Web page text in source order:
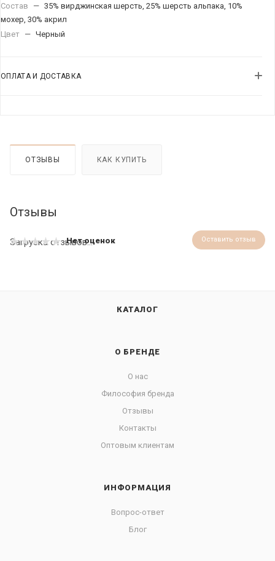
Состав
— 35% вирджинская шерсть, 25% шерсть альпака, 10%
мохер, 30% акрил
Цвет — Черный
ОПЛАТА И ДОСТАВКА
ОТЗЫВЫ КАК КУПИТЬ
Отзывы
Нет оценок Оставить отзыв
Загрузка отзывов...
КАТАЛОГ
О БРЕНДЕ
О нас
Философия бренда
Отзывы
Контакты
Оптовым клиентам
ИНФОРМАЦИЯ
Вопрос-ответ
Блог